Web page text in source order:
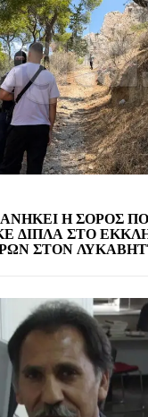
Η ΣΟΡΟΣ
ΔΙΠΛΑ ΣΤΟ
ΣΤΟΝ